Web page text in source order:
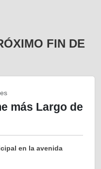
FIN DE
más Largo de
en la avenida